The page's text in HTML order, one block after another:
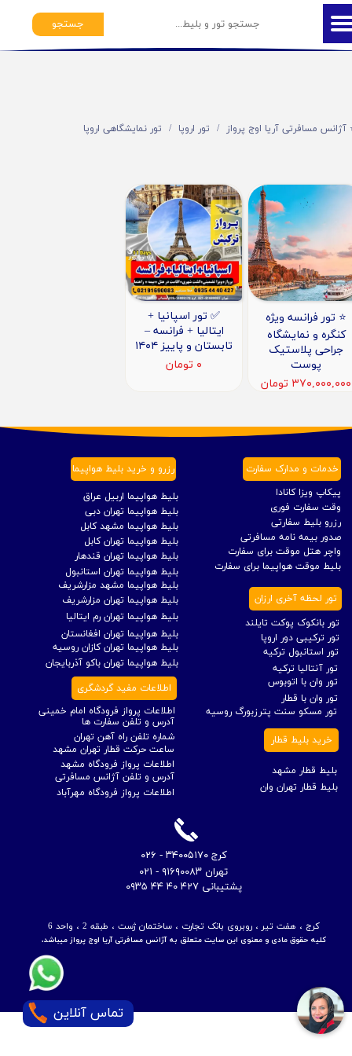
جستجو
آژانس مسافرتی آریا اوج پرواز تور اروپا تور نمایشگاهی اروپا
⭐️ تور فرانسه ویژه
کنگره و نمایشگاه
جراحی پلاستیک
پوست
۳۷۰,۰۰۰,۰۰۰ تومان
✅ تور اسپانیا +
ایتالیا + فرانسه –
تابستان و پاییز ۱۴۰۴
۰ تومان
کلیه حقوق مادی و معنوی این سایت متعلق به آژانس مسافرتی آریا اوج پرواز میباشد.
​تهران ۹۱۶۹۰۰۸۳ - ۰۲۱
کرج ، هفت تیر ، روبروی بانک تجارت ، ساختمان ژست ، طبقه 2 ، واحد 6
تماس آنلاین
​کرج ۳۴۰۰۵۱۷۰ - ۰۲۶
​پشتیبانی ۴۲۷ ۴۰ ۴۴ ۰۹۳۵
تور ترکیبی دور اروپا
رزرو بلیط سفارتی
پیکاپ ویزا کانادا
بلیط هواپیما تهران کابل
بلیط هواپیما تهران مزارشریف
بلیط هواپیما مشهد کابل
بلیط هواپیما تهران قندهار
بلیط هواپیما تهران افغانستان
بلیط هواپیما مشهد مزارشریف
بلیط قطار تهران وان
بلیط قطار مشهد
بلیط موقت هواپیما برای سفارت
واچر هتل موقت برای سفارت
بلیط هواپیما تهران رم ایتالیا
اطلاعات پرواز فرودگاه امام خمینی
بلیط هواپیما تهران دبی
بلیط هواپیما تهران باکو آذربایجان
بلیط هواپیما تهران استانبول
بلیط هواپیما تهران کازان روسیه
بلیط هواپیما اربیل عراق
صدور بیمه نامه مسافرتی
تور آنتالیا ترکیه
تور استانبول ترکیه
تور مسکو سنت پترزبورگ روسیه
تور وان با قطار
تور بانکوک پوکت تایلند
تور وان با اتوبوس
ساعت حرکت قطار تهران مشهد
خرید بلیط قطار
خدمات و مدارک سفارت رزرو و خرید بلیط هواپیما
تور لحظه آخری ارزان
شماره تلفن راه آهن تهران
وقت سفارت فوری
اطلاعات پرواز فرودگاه مهرآباد
اطلاعات پرواز فرودگاه مشهد
آدرس و تلفن سفارت ها
آدرس و تلفن آژانس مسافرتی
اطلاعات مفید گردشگری